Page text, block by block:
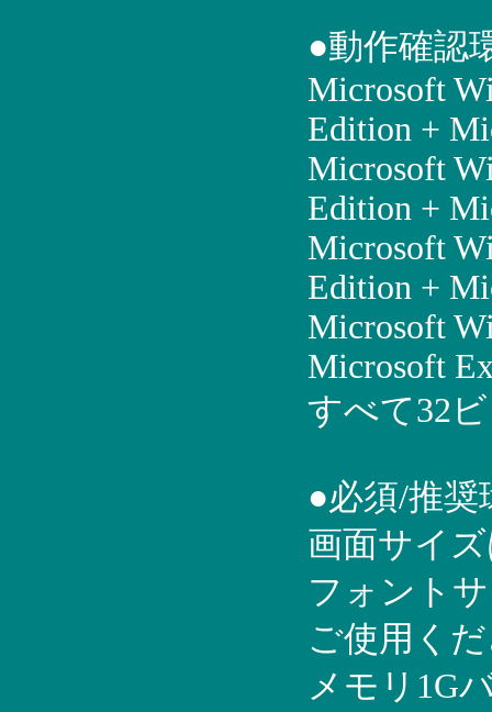
●動作確認
Microsoft
Edition +
Microsoft
Edition +
Microsoft
Edition +
Microsoft
Microsoft
すべて32
●必須/推奨
画面サイ
フォント
ご使用く
メモリ1G